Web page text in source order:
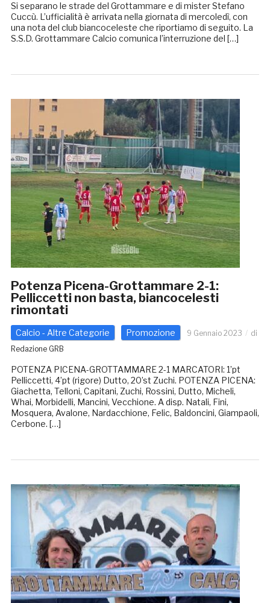
Si separano le strade del Grottammare e di mister Stefano
Cuccù. L’ufficialità è arrivata nella giornata di mercoledì, con
una nota del club biancoceleste che riportiamo di seguito. La
S.S.D. Grottammare Calcio comunica l’interruzione del […]
Potenza Picena-Grottammare 2-1:
Pelliccetti non basta, biancocelesti
rimontati
Calcio - Altre Categorie Promozione 9 Gennaio 2023
di
Redazione GRB
POTENZA PICENA-GROTTAMMARE 2-1 MARCATORI: 1’pt
Pelliccetti, 4’pt (rigore) Dutto, 20’st Zuchi. POTENZA PICENA:
Giachetta, Telloni, Capitani, Zuchi, Rossini, Dutto, Micheli,
Whai, Morbidelli, Mancini, Vecchione. A disp. Natali, Fini,
Mosquera, Avalone, Nardacchione, Felic, Baldoncini, Giampaoli,
Cerbone. […]